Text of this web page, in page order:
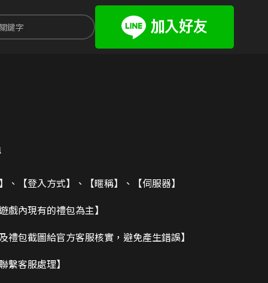
【登入方式】、【暱稱】、【伺服器】
內現有的禮包為主】
包截圖給官方客服核實，避免產生錯誤】
繫客服處理】